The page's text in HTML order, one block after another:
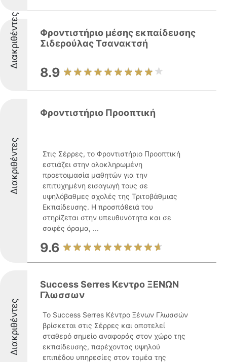
Διακριθέντες
Φροντιστήριο μέσης εκπαίδευσης
Σιδερούλας Τσανακτσή
8.9
Διακριθέντες
Φροντιστήριο Προοπτική
Στις Σέρρες, το Φροντιστήριο Προοπτική
εστιάζει στην ολοκληρωμένη
προετοιμασία μαθητών για την
επιτυχημένη εισαγωγή τους σε
υψηλόβαθμες σχολές της Τριτοβάθμιας
Εκπαίδευσης. Η προσπάθειά του
στηρίζεται στην υπευθυνότητα και σε
σαφές όραμα, ...
9.6
Διακριθέντες
Success Serres Κεντρο ΞΕΝΩΝ
Γλωσσων
Το Success Serres Κέντρο Ξένων Γλωσσών
βρίσκεται στις Σέρρες και αποτελεί
σταθερό σημείο αναφοράς στον χώρο της
εκπαίδευσης, παρέχοντας υψηλού
επιπέδου υπηρεσίες στον τομέα της